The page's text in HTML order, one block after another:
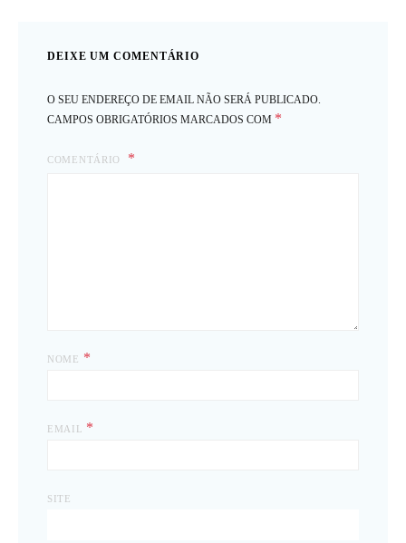
DEIXE UM COMENTÁRIO
O SEU ENDEREÇO DE EMAIL NÃO SERÁ PUBLICADO.
CAMPOS OBRIGATÓRIOS MARCADOS COM *
COMENTÁRIO
NOME *
EMAIL *
SITE